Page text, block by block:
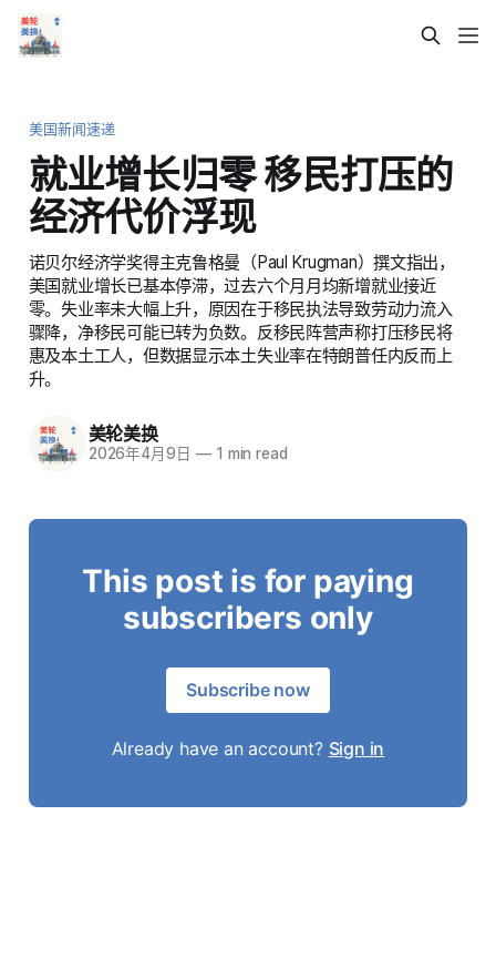
美国新闻速递
就业增长归零 移民打压的
经济代价浮现
诺贝尔经济学奖得主克鲁格曼（Paul Krugman）撰文指出，
美国就业增长已基本停滞，过去六个月月均新增就业接近
零。失业率未大幅上升，原因在于移民执法导致劳动力流入
骤降，净移民可能已转为负数。反移民阵营声称打压移民将
惠及本土工人，但数据显示本土失业率在特朗普任内反而上
升。
美轮美换
2026年4月9日 —1 min read
This post is for paying
subscribers only
Subscribe now
Already have an account? Sign in